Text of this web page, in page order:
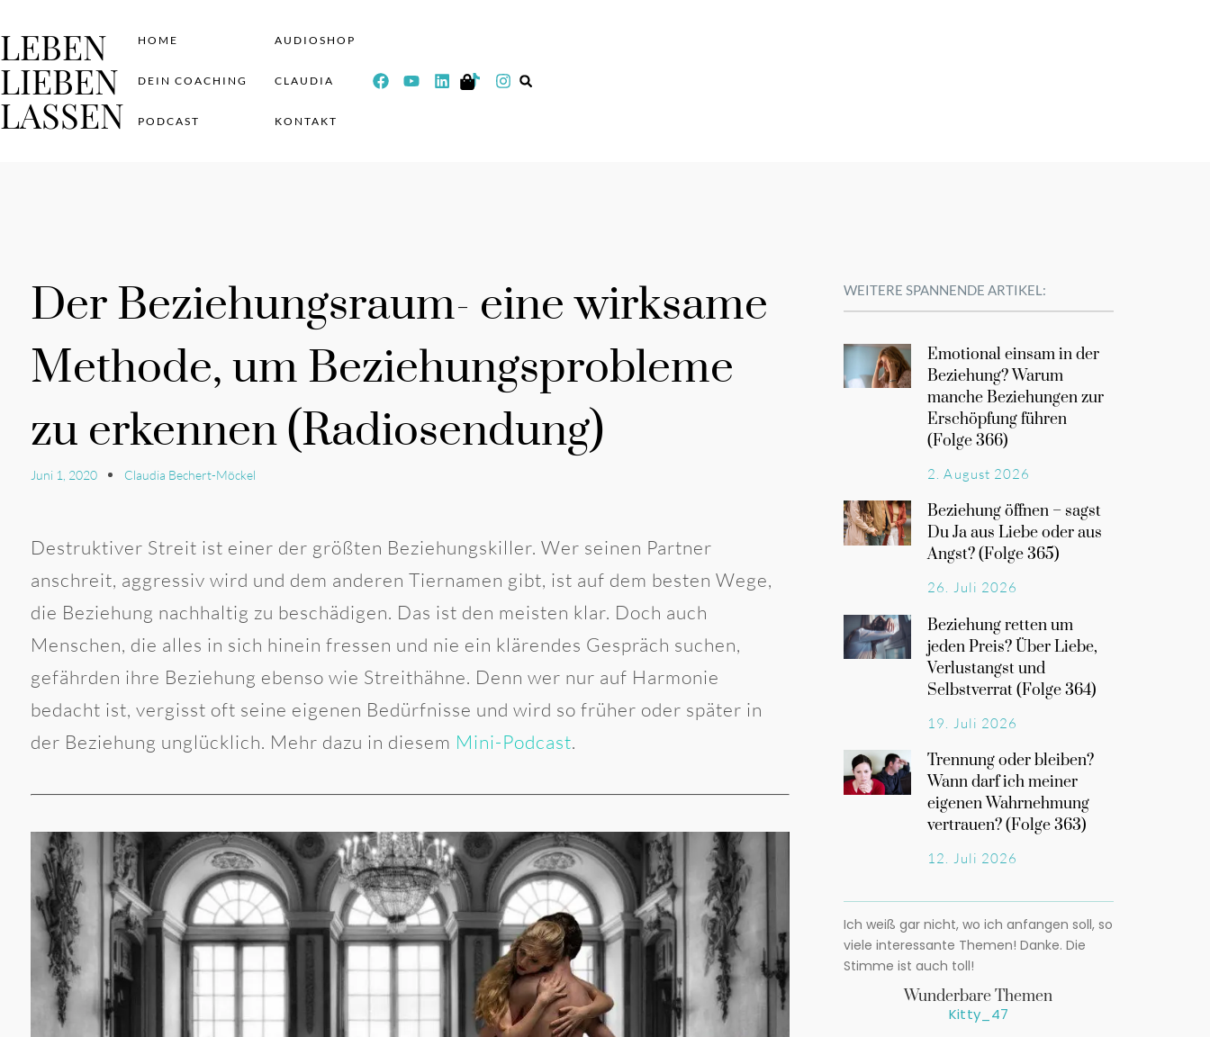
LEBEN
LIEBEN
LASSEN
HOME
DEIN COACHING
PODCAST
AUDIOSHOP
CLAUDIA
KONTAKT
Der Beziehungsraum- eine wirksame
Methode, um Beziehungsprobleme
zu erkennen (Radiosendung)
Juni 1, 2020 Claudia Bechert-Möckel
Destruktiver Streit ist einer der größten Beziehungskiller. Wer seinen Partner
anschreit, aggressiv wird und dem anderen Tiernamen gibt, ist auf dem besten Wege,
die Beziehung nachhaltig zu beschädigen. Das ist den meisten klar. Doch auch
Menschen, die alles in sich hinein fressen und nie ein klärendes Gespräch suchen,
gefährden ihre Beziehung ebenso wie Streithähne. Denn wer nur auf Harmonie
bedacht ist, vergisst oft seine eigenen Bedürfnisse und wird so früher oder später in
der Beziehung unglücklich. Mehr dazu in diesem Mini-Podcast.
WEITERE SPANNENDE ARTIKEL:
Emotional einsam in der
Beziehung? Warum
manche Beziehungen zur
Erschöpfung führen
(Folge 366)
2. August 2026
Beziehung öffnen – sagst
Du Ja aus Liebe oder aus
Angst? (Folge 365)
26. Juli 2026
Beziehung retten um
jeden Preis? Über Liebe,
Verlustangst und
Selbstverrat (Folge 364)
19. Juli 2026
Trennung oder bleiben?
Wann darf ich meiner
eigenen Wahrnehmung
vertrauen? (Folge 363)
12. Juli 2026
Ich weiß gar nicht, wo ich anfangen soll, so
viele interessante Themen! Danke. Die
Stimme ist auch toll!
Wunderbare Themen
Kitty_47